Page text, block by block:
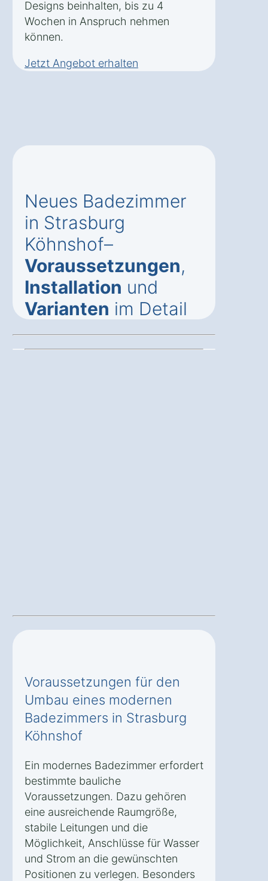
Designs beinhalten, bis zu 4
Wochen in Anspruch nehmen
können.
Jetzt Angebot erhalten
Neues Badezimmer
in Strasburg
Köhnshof–
Voraussetzungen,
Installation und
Varianten im Detail
Voraussetzungen für den
Umbau eines modernen
Badezimmers in Strasburg
Köhnshof
Ein modernes Badezimmer erfordert
bestimmte bauliche
Voraussetzungen. Dazu gehören
eine ausreichende Raumgröße,
stabile Leitungen und die
Möglichkeit, Anschlüsse für Wasser
und Strom an die gewünschten
Positionen zu verlegen. Besonders